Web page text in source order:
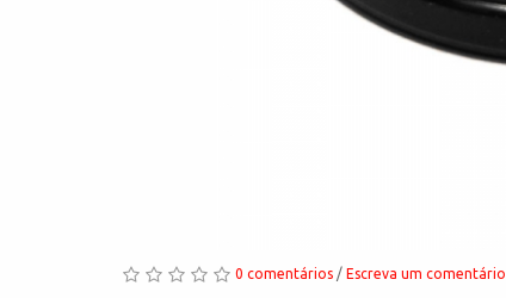
0 comentários / Escreva um comentário